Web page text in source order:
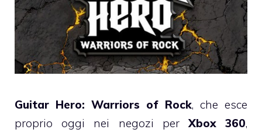
Guitar Hero: Warriors of Rock, che esce
proprio oggi nei negozi perXbox 360,